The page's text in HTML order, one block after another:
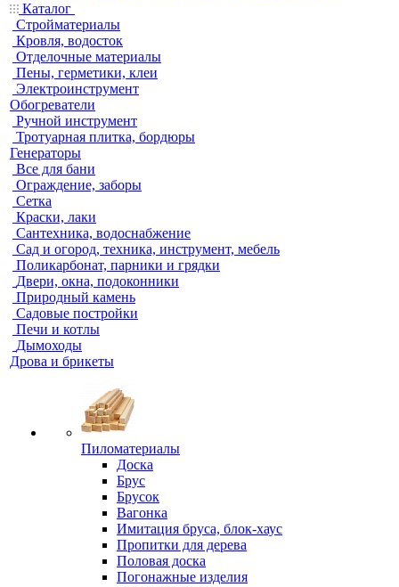
Каталог
Стройматериалы
Кровля, водосток
Отделочные материалы
Пены, герметики, клеи
Электроинструмент
Обогреватели
Ручной инструмент
Тротуарная плитка, бордюры
Генераторы
Все для бани
Ограждение, заборы
Сетка
Краски, лаки
Сантехника, водоснабжение
Сад и огород, техника, инструмент, мебель
Поликарбонат, парники и грядки
Двери, окна, подоконники
Природный камень
Садовые постройки
Печи и котлы
Дымоходы
Дрова и брикеты
Пиломатериалы
Доска
Брус
Брусок
Вагонка
Имитация бруса, блок-хаус
Пропитки для дерева
Половая доска
Погонажные изделия